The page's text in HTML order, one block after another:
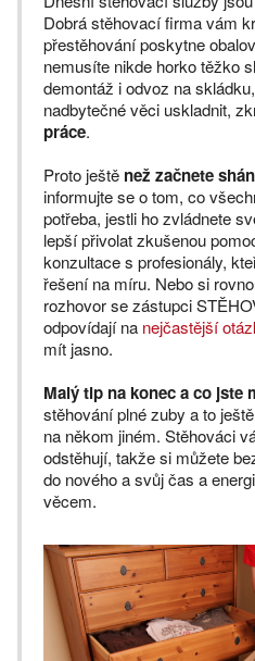
Dobrá stěhovací firma vám
přestěhování poskytne
nemusíte nikde horko těžko
demontáž i odvoz na
nadbytečné věci uskladnit,
práce.
Proto ještě než začnete
informujte se o tom, co
potřeba, jestli ho zvládnete
lepší přivolat zkušenou
konzultace s profesionály,
řešení na míru. Nebo si
rozhovor se zástupci
odpovídají na nejčastější
mít jasno.
Malý tip na konec a co jste
stěhování plné zuby a to
na někom jiném. Stěhováci
odstěhují, takže si můžete
do nového a svůj čas a
věcem.